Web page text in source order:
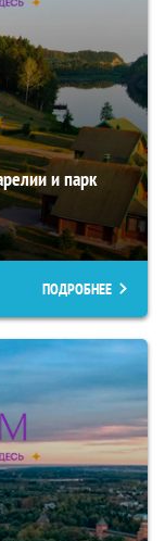
и парк
ПОДРОБНЕЕ